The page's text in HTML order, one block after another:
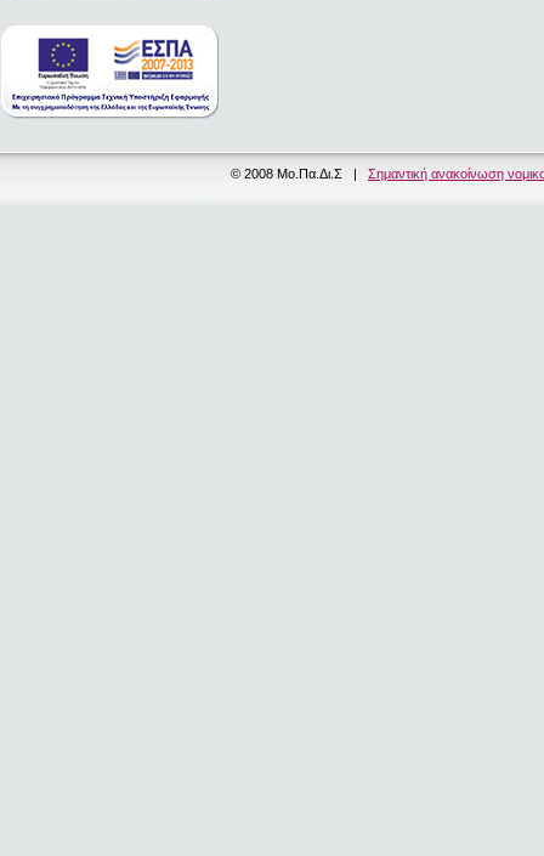
© 2008 Μο.Πα.Δι.Σ | Σημαντική ανακοίνωση